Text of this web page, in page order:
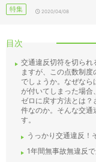
特集 2020/04/08
目次
交通違反切符を切ら
ますが、この点数制
でしょうか。なぜなら
が付いてしまった場合
ゼロに戻す方法とは
件なのか。そんな交通
す。
うっかり交通違反！
1年間無事故無違反